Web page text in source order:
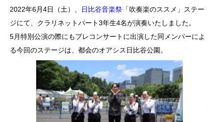
2022年6月4日（土）、 日比谷音楽祭 「吹奏楽のススメ」ステー
ジにて、クラリネットパート3年生4名が演奏いたしました。
5月特別公演の際にもプレコンサートに出演した同メンバーによ
る今回のステージは、都会のオアシス日比谷公園。